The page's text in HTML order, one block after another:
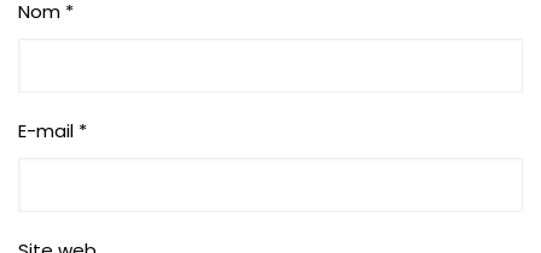
Nom *
E-mail *